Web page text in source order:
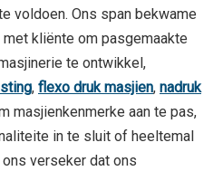
voldoen. Ons span bekwame
kliënte om pasgemaakte
te ontwikkel,
, flexo druk masjien, nadruk
masjienkenmerke aan te pas,
in te sluit of heeltemal
verseker dat ons